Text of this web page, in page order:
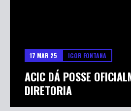
17 MAR 25 IGOR FONTANA
ACIC DÁ POSSE
DIRETORIA